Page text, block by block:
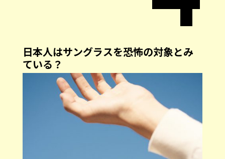
日本人はサングラスを恐怖の対象とみ
ている？